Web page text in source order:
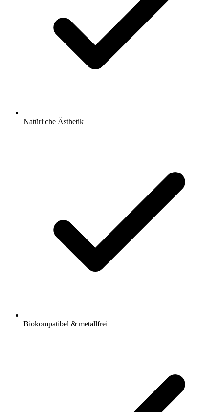
Natürliche Ästhetik
Biokompatibel & metallfrei